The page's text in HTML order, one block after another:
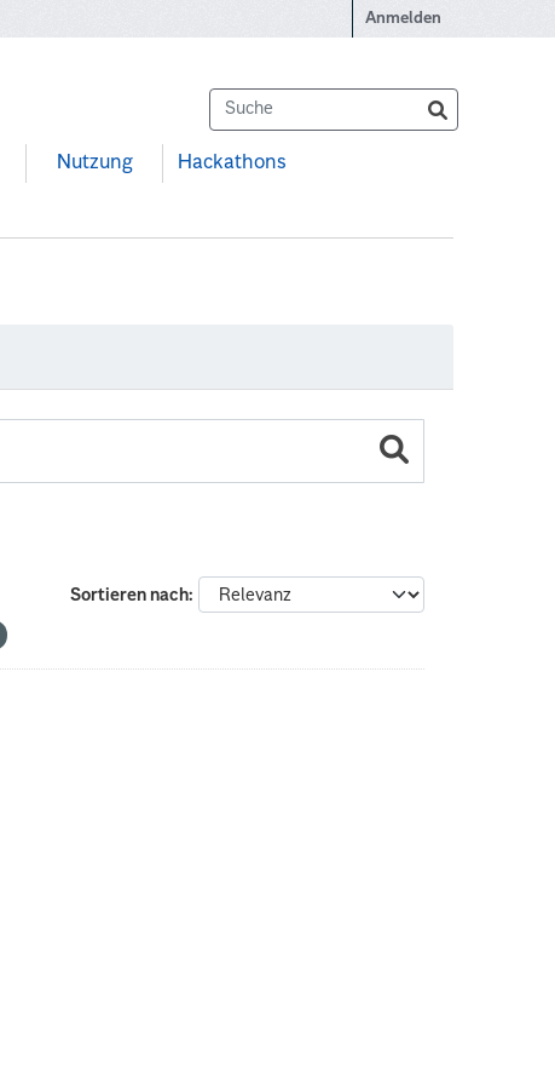
Anmelden
Nutzung Hackathons
Sortieren nach